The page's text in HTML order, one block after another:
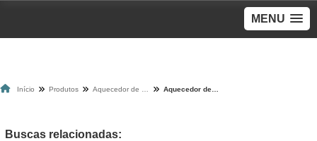
MENU
Início Produtos
Buscas relacionadas: